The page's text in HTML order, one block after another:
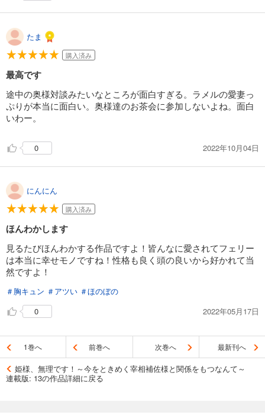
たま
購入済み
最高です
途中の奥様対談みたいなところが面白すぎる。ラメルの愛妻っ
ぷりが本当に面白い。奥様達のお茶会に参加しないよね。面白
いわー。
0 2022年10月04日
にんにん
購入済み
ほんわかします
見るたびほんわかする作品ですよ！皆んなに愛されてフェリー
は本当に幸せモノですね！性格も良く頭の良いから好かれて当
然ですよ！
＃胸キュン ＃アツい ＃ほのぼの
0
2022年05月17日
1巻へ 前巻へ 次巻へ 最新刊へ
姫様、無理です！～今をときめく宰相補佐様と関係をもつなんて～
連載版: 13の作品詳細に戻る